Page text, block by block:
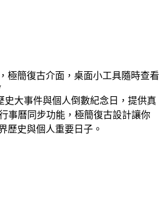
極簡復古介面，桌面小工具隨時查看
史大事件與個人倒數紀念日，提供真
事曆同步功能，極簡復古設計讓你
歷史與個人重要日子。